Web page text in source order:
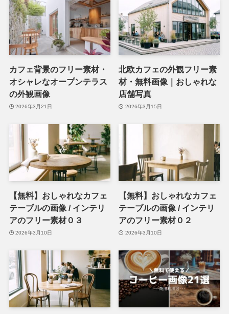
カフェ背景のフリー素材・
オシャレなオープンテラス
の外観画像
2026年3月21日
北欧カフェの外観フリー素
材・無料画像｜おしゃれな
店舗写真
2026年3月15日
【無料】おしゃれなカフェ
テーブルの画像 / インテリ
アのフリー素材０３
2026年3月10日
【無料】おしゃれなカフェ
テーブルの画像 / インテリ
アのフリー素材０２
2026年3月10日